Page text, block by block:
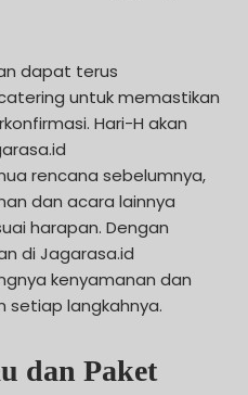
dapat terus
untuk memastikan
Hari-H akan
rencana sebelumnya,
dan acara lainnya
harapan. Dengan
di Jagarasa.id
kenyamanan dan
setiap langkahnya.
dan Paket